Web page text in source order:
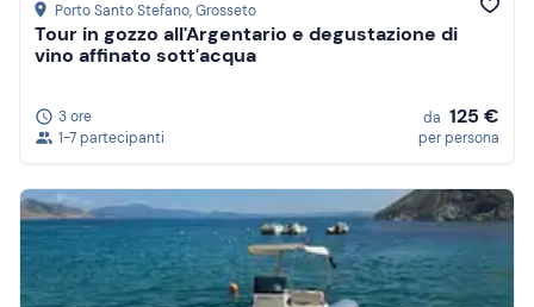
Porto Santo Stefano, Grosseto
Tour in gozzo all'Argentario e degustazione di
vino affinato sott'acqua
3 ore
1-7 partecipanti
da 125 €
per persona